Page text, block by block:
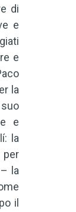
di
e
e
la
e
la
la
il